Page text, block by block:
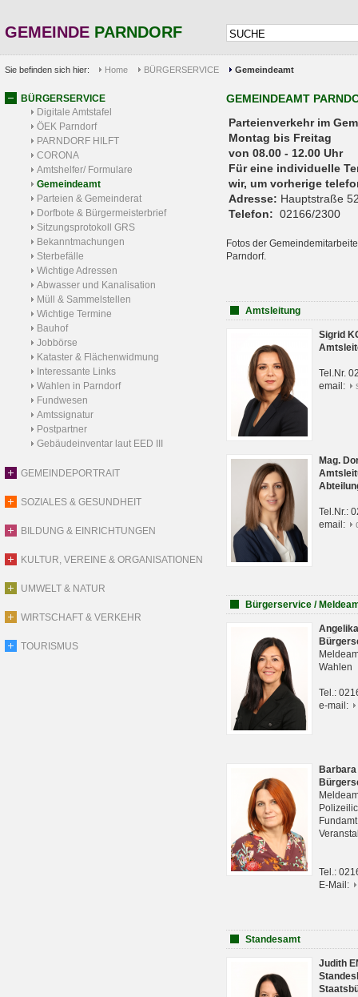
GEMEINDE PARNDORF
Sie befinden sich hier: Home BÜRGERSERVICE Gemeindeamt
BÜRGERSERVICE
Digitale Amtstafel
ÖEK Parndorf
PARNDORF HILFT
CORONA
Amtshelfer/ Formulare
Gemeindeamt
Parteien & Gemeinderat
Dorfbote & Bürgermeisterbrief
Sitzungsprotokoll GRS
Bekanntmachungen
Sterbefälle
Wichtige Adressen
Abwasser und Kanalisation
Müll & Sammelstellen
Wichtige Termine
Bauhof
Jobbörse
Kataster & Flächenwidmung
Interessante Links
Wahlen in Parndorf
Fundwesen
Amtssignatur
Postpartner
Gebäudeinventar laut EED III
GEMEINDEPORTRAIT
SOZIALES & GESUNDHEIT
BILDUNG & EINRICHTUNGEN
KULTUR, VEREINE & ORGANISATIONEN
UMWELT & NATUR
WIRTSCHAFT & VERKEHR
TOURISMUS
GEMEINDEAMT
Parteienverkehr
Montag bis Freitag
von 08.00 - 12.00 Uhr
Für eine individuelle
wir, um vorherige
Adresse: Hauptstraße
Telefon: 02166/2300
Fotos der
Parndorf.
Amtsleitung
Sigrid
Tel.Nr.
email:
Mag.
Tel.Nr.:
email:
Bürgerservice /
Wahlen
Tel.:
e-mail:
Tel.:
E-Mail:
Standesamt
Judith